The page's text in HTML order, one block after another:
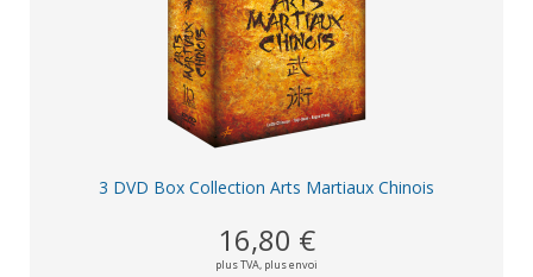
3 DVD Box Collection Arts Martiaux Chinois
16,80 €
plus TVA, plus envoi